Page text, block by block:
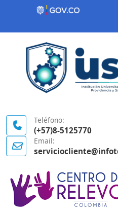
Contenido
Teléfono:
(+57)8-5125770
Email: